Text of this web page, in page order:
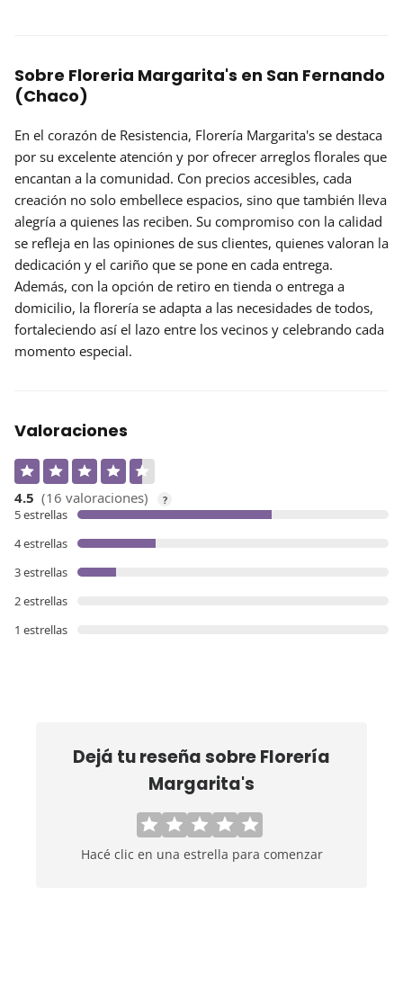
Sobre Floreria Margarita's en San Fernando
(Chaco)
En el corazón de Resistencia, Florería Margarita's se destaca
por su excelente atención y por ofrecer arreglos florales que
encantan a la comunidad. Con precios accesibles, cada
creación no solo embellece espacios, sino que también lleva
alegría a quienes las reciben. Su compromiso con la calidad
se refleja en las opiniones de sus clientes, quienes valoran la
dedicación y el cariño que se pone en cada entrega.
Además, con la opción de retiro en tienda o entrega a
domicilio, la florería se adapta a las necesidades de todos,
fortaleciendo así el lazo entre los vecinos y celebrando cada
momento especial.
Valoraciones
4.5 (16 valoraciones) ?
5 estrellas
4 estrellas
3 estrellas
2 estrellas
1 estrellas
Dejá tu reseña sobreFlorería
Margarita's
Hacé clic en una estrella para comenzar